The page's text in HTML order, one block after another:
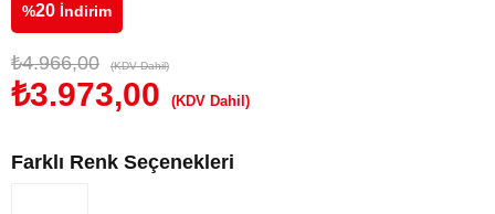
%20 İndirim
₺4.966,00 (KDV Dahil)
₺3.973,00 (KDV Dahil)
Farklı Renk Seçenekleri